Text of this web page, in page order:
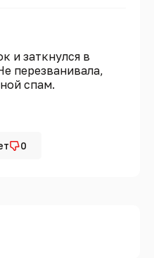
и заткнулся в
перезванивала,
спам.
0